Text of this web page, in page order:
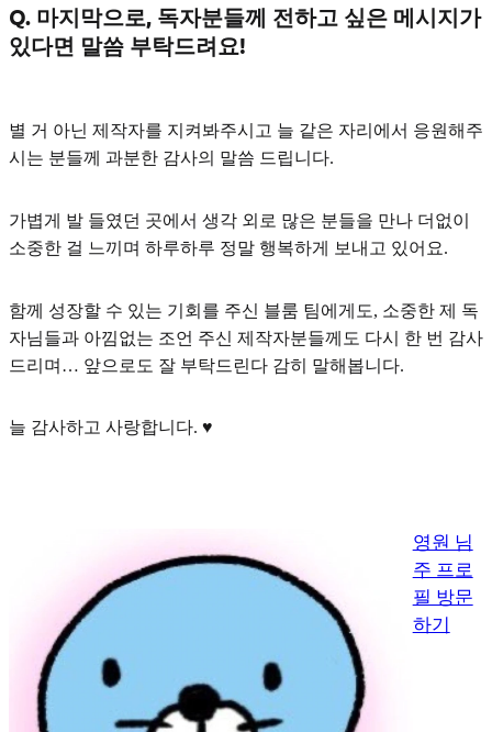
Q. 마지막으로, 독자분들께 전하고 싶은 메시지가
있다면 말씀 부탁드려요!
별 거 아닌 제작자를 지켜봐주시고 늘 같은 자리에서 응원해주
시는 분들께 과분한 감사의 말씀 드립니다.
가볍게 발 들였던 곳에서 생각 외로 많은 분들을 만나 더없이
소중한 걸 느끼며 하루하루 정말 행복하게 보내고 있어요.
함께 성장할 수 있는 기회를 주신 블룸 팀에게도, 소중한 제 독
자님들과 아낌없는 조언 주신 제작자분들께도 다시 한 번 감사
드리며… 앞으로도 잘 부탁드린다 감히 말해봅니다.
늘 감사하고 사랑합니다. ♥
영원 님
주 프로
필 방문
하기